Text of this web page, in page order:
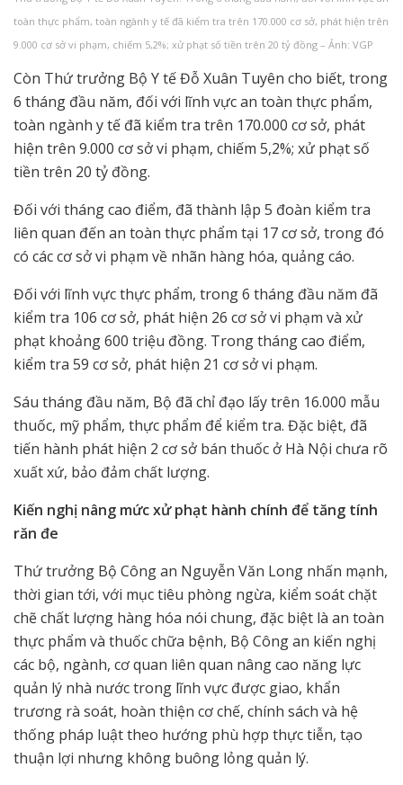
toàn thực phẩm, toàn ngành y tế đã kiểm tra trên 170.000 cơ sở, phát hiện trên
9.000 cơ sở vi phạm, chiếm 5,2%; xử phạt số tiền trên 20 tỷ đồng – Ảnh: VGP
Còn Thứ trưởng Bộ Y tế Đỗ Xuân Tuyên cho biết, trong
6 tháng đầu năm, đối với lĩnh vực an toàn thực phẩm,
toàn ngành y tế đã kiểm tra trên 170.000 cơ sở, phát
hiện trên 9.000 cơ sở vi phạm, chiếm 5,2%; xử phạt số
tiền trên 20 tỷ đồng.
Đối với tháng cao điểm, đã thành lập 5 đoàn kiểm tra
liên quan đến an toàn thực phẩm tại 17 cơ sở, trong đó
có các cơ sở vi phạm về nhãn hàng hóa, quảng cáo.
Đối với lĩnh vực thực phẩm, trong 6 tháng đầu năm đã
kiểm tra 106 cơ sở, phát hiện 26 cơ sở vi phạm và xử
phạt khoảng 600 triệu đồng. Trong tháng cao điểm,
kiểm tra 59 cơ sở, phát hiện 21 cơ sở vi phạm.
Sáu tháng đầu năm, Bộ đã chỉ đạo lấy trên 16.000 mẫu
thuốc, mỹ phẩm, thực phẩm để kiểm tra. Đặc biệt, đã
tiến hành phát hiện 2 cơ sở bán thuốc ở Hà Nội chưa rõ
xuất xứ, bảo đảm chất lượng.
Kiến nghị nâng mức xử phạt hành chính để tăng tính
răn đe
Thứ trưởng Bộ Công an Nguyễn Văn Long nhấn mạnh,
thời gian tới, với mục tiêu phòng ngừa, kiểm soát chặt
chẽ chất lượng hàng hóa nói chung, đặc biệt là an toàn
thực phẩm và thuốc chữa bệnh, Bộ Công an kiến nghị
các bộ, ngành, cơ quan liên quan nâng cao năng lực
quản lý nhà nước trong lĩnh vực được giao, khẩn
trương rà soát, hoàn thiện cơ chế, chính sách và hệ
thống pháp luật theo hướng phù hợp thực tiễn, tạo
thuận lợi nhưng không buông lỏng quản lý.